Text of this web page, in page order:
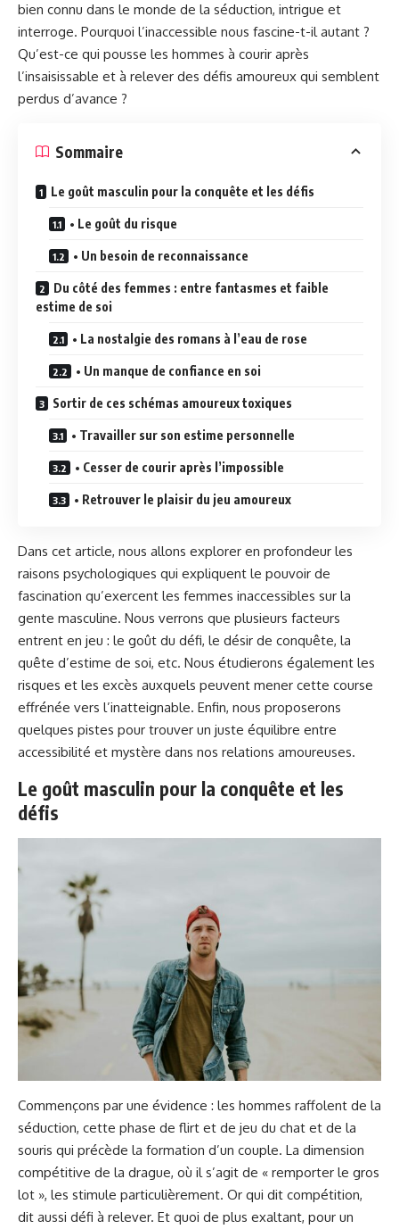
bien connu dans le monde de la séduction, intrigue et
interroge. Pourquoi l’inaccessible nous fascine-t-il autant ?
Qu’est-ce qui pousse les hommes à courir après
l’insaisissable et à relever des défis amoureux qui semblent
perdus d’avance ?
Sommaire
Le goût masculin pour la conquête et les défis
• Le goût du risque
• Un besoin de reconnaissance
Du côté des femmes : entre fantasmes et faible
estime de soi
• La nostalgie des romans à l’eau de rose
• Un manque de confiance en soi
Sortir de ces schémas amoureux toxiques
• Travailler sur son estime personnelle
• Cesser de courir après l’impossible
• Retrouver le plaisir du jeu amoureux
Dans cet article, nous allons explorer en profondeur les
raisons psychologiques qui expliquent le pouvoir de
fascination qu’exercent les femmes inaccessibles sur la
gente masculine. Nous verrons que plusieurs facteurs
entrent en jeu : le goût du défi, le désir de conquête, la
quête d’estime de soi, etc. Nous étudierons également les
risques et les excès auxquels peuvent mener cette course
effrénée vers l’inatteignable. Enfin, nous proposerons
quelques pistes pour trouver un juste équilibre entre
accessibilité et mystère dans nos relations amoureuses.
Le goût masculin pour la conquête et les
défis
Commençons par une évidence : les hommes raffolent de la
séduction, cette phase de flirt et de jeu du chat et de la
souris qui précède la formation d’un couple. La dimension
compétitive de la drague, où il s’agit de « remporter le gros
lot », les stimule particulièrement. Or qui dit compétition,
dit aussi défi à relever. Et quoi de plus exaltant, pour un